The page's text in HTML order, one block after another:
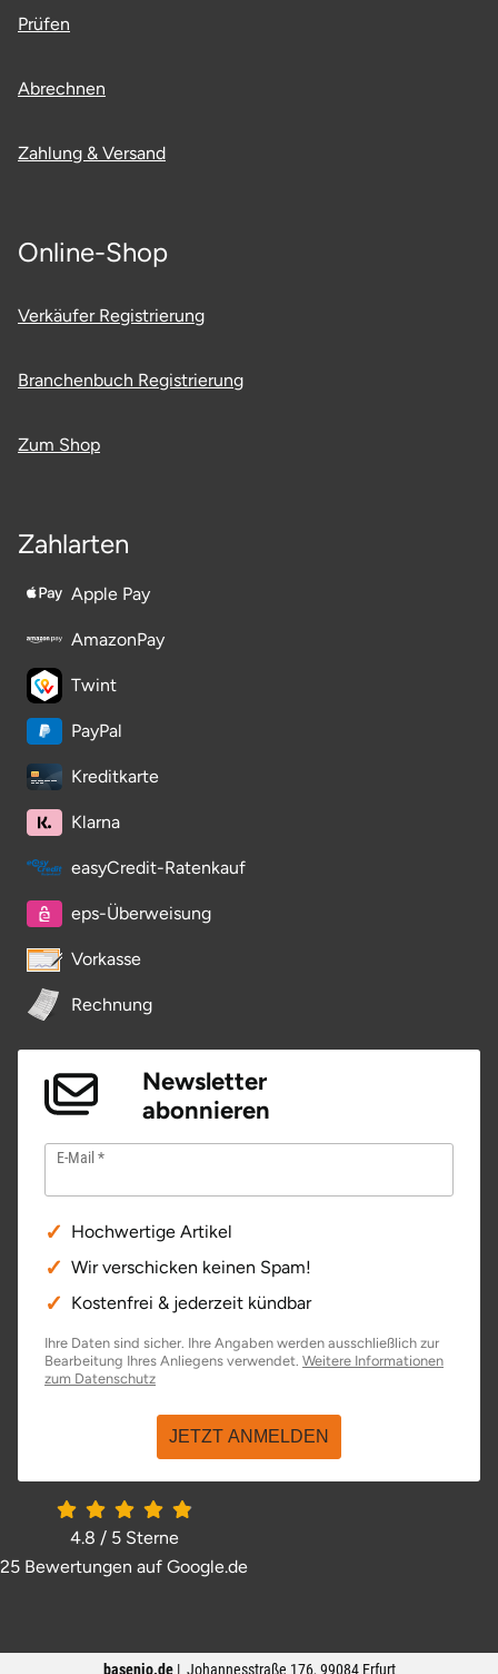
Prüfen
Abrechnen
Zahlung & Versand
Online-Shop
Verkäufer Registrierung
Branchenbuch Registrierung
Zum Shop
Zahlarten
Apple Pay
AmazonPay
Twint
PayPal
Kreditkarte
Klarna
easyCredit-Ratenkauf
eps-Überweisung
Vorkasse
Rechnung
Newsletter
abonnieren
E-Mail
Hochwertige Artikel
Wir verschicken keinen Spam!
Kostenfrei & jederzeit kündbar
Ihre Daten sind sicher. Ihre Angaben werden ausschließlich zur
Bearbeitung Ihres Anliegens verwendet. Weitere Informationen
zum Datenschutzöffnet in neuem Fenster
JETZT ANMELDEN
4.8 / 5Sterne
25 Bewertungen auf Google.de
basenio.de| Johannesstraße 176, 99084 Erfurt